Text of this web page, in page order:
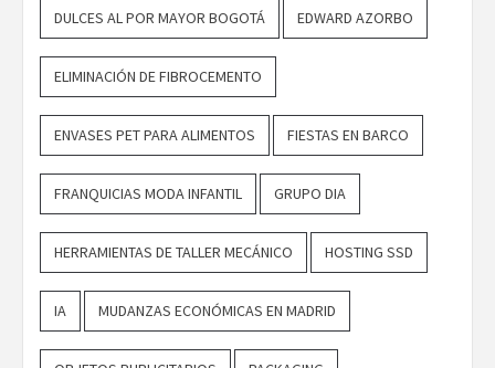
DULCES AL POR MAYOR BOGOTÁ EDWARD AZORBO
ELIMINACIÓN DE FIBROCEMENTO
ENVASES PET PARA ALIMENTOS FIESTAS EN BARCO
FRANQUICIAS MODA INFANTIL GRUPO DIA
HERRAMIENTAS DE TALLER MECÁNICO HOSTING SSD
IA MUDANZAS ECONÓMICAS EN MADRID